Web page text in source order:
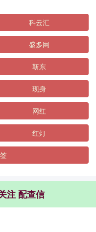
科云汇
盛多网
靳东
现身
网红
红灯
注 配查信